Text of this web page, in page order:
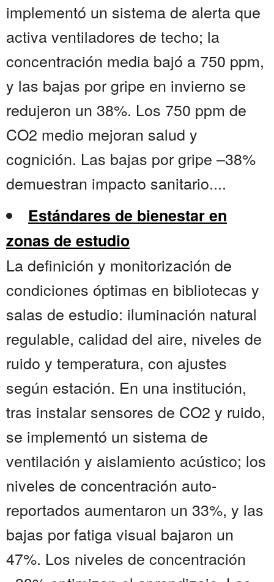
implementó un sistema de alerta que
activa ventiladores de techo; la
concentración media bajó a 750 ppm,
y las bajas por gripe en invierno se
redujeron un 38%. Los 750 ppm de
CO2 medio mejoran salud y
cognición. Las bajas por gripe –38%
demuestran impacto sanitario....
Estándares de bienestar en
zonas de estudio
La definición y monitorización de
condiciones óptimas en bibliotecas y
salas de estudio: iluminación natural
regulable, calidad del aire, niveles de
ruido y temperatura, con ajustes
según estación. En una institución,
tras instalar sensores de CO2 y ruido,
se implementó un sistema de
ventilación y aislamiento acústico; los
niveles de concentración auto-
reportados aumentaron un 33%, y las
bajas por fatiga visual bajaron un
47%. Los niveles de concentración